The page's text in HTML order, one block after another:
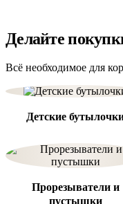
Всё необходимое для
Прорезыватели и
пустышки
Посмотрите